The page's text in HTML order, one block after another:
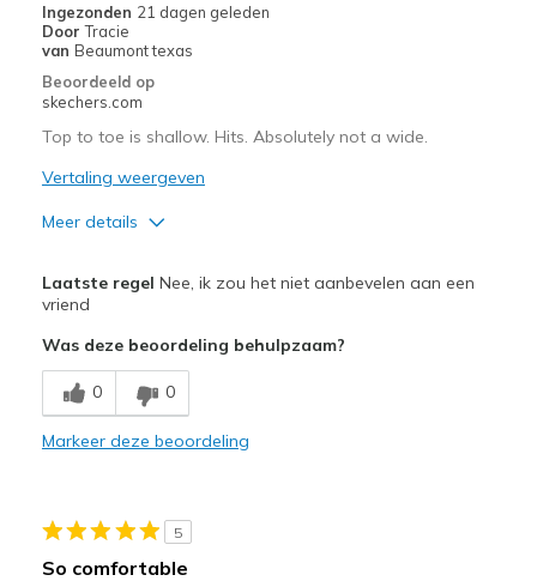
Beste toepassingen
Work
Width
Feels true to width
Sizing
Ingezonden 21 dagen geleden
Door Tracie
van Beaumont texas
Beoordeeld op
skechers.com
Top to toe is shallow. Hits. Absolutely not a wide.
Vertaling weergeven
Meer details
Attractive Design
Minpunten
Top to toe shallow
Width
Feels too narrow
Laatste regel Nee, ik zou het niet aanbevelen aan een
vriend
Was deze beoordeling behulpzaam?
0 0
Markeer deze beoordeling
5
So comfortable